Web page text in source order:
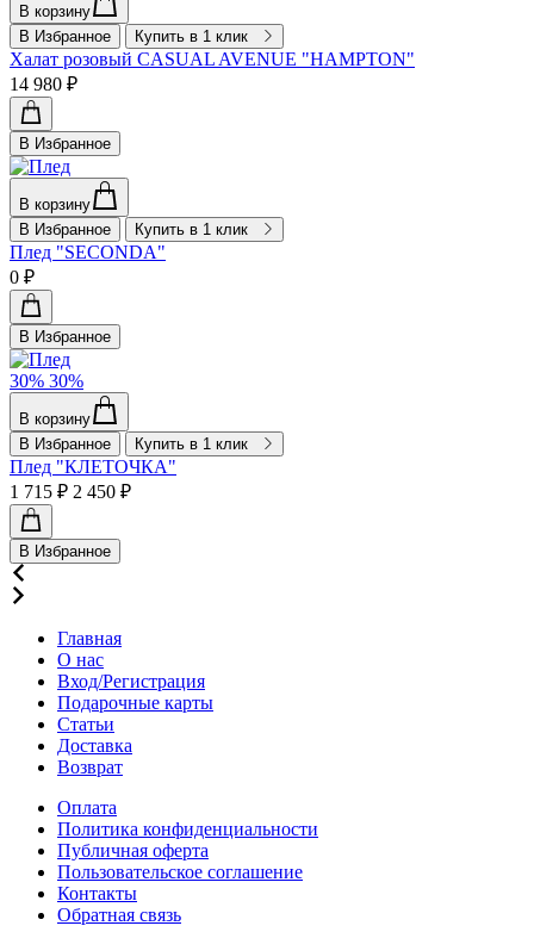
В корзину
В Избранное
Купить в 1 клик
Халат розовый CASUAL AVENUE "HAMPTON"
14 980 ₽
В Избранное
В корзину
В Избранное
Купить в 1 клик
Плед "SECONDA"
0 ₽
В Избранное
30% 30%
В корзину
В Избранное
Купить в 1 клик
Плед "КЛЕТОЧКА"
1 715 ₽ 2 450 ₽
В Избранное
Главная
О нас
Вход/Регистрация
Подарочные карты
Статьи
Доставка
Возврат
Оплата
Политика конфиденциальности
Публичная оферта
Пользовательское соглашение
Контакты
Обратная связь